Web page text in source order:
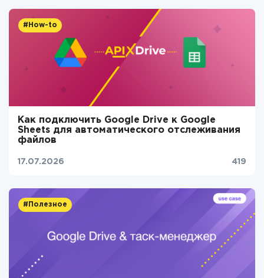
#How-to
Как подключить Google Drive к Google
Sheets для автоматического отслеживания
файлов
17.07.2026 419
#Полезное